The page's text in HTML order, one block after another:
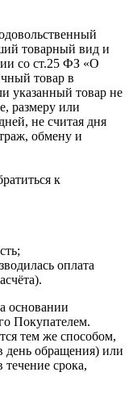
товарный вид и
со ст.25 ФЗ «О
товар в
указанный товар не
размеру или
не считая дня
обмену и
к
оплата
основании
Покупателем.
тем же способом,
день обращения) или
срока,